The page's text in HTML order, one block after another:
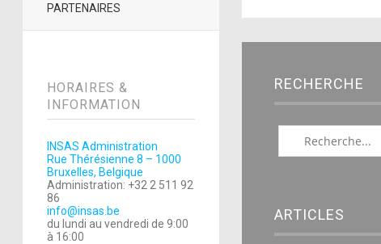
PARTENAIRES
HORAIRES &
INFORMATION
INSAS Administration
Rue Thérésienne 8 – 1000
Bruxelles, Belgique
Administration: +32 2 511 92
86
info@insas.be
du lundi au vendredi de 9:00
à 16:00
RECHERCHE
ARTICLES